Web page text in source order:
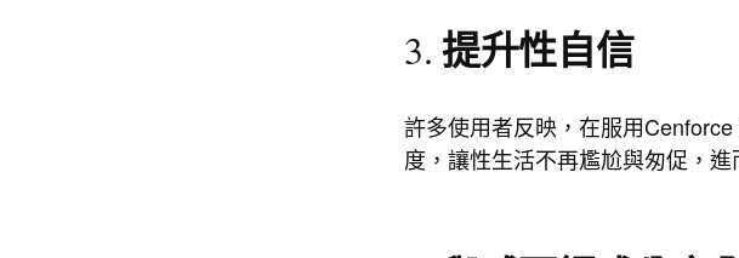
3. 提升性自信
許多使用者反映，在服用
度，讓性生活不再尷尬與匆促，